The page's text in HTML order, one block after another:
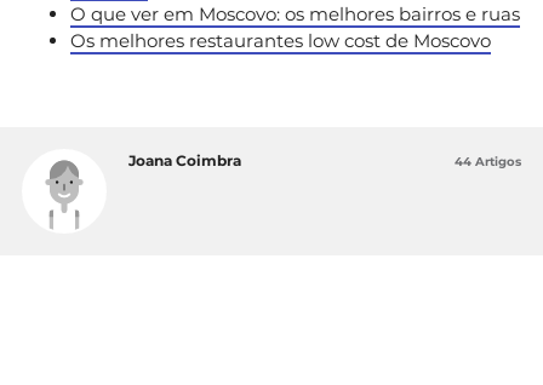
O que ver em Moscovo: os melhores bairros e ruas
Os melhores restaurantes low cost de Moscovo
Joana Coimbra 44 Artigos